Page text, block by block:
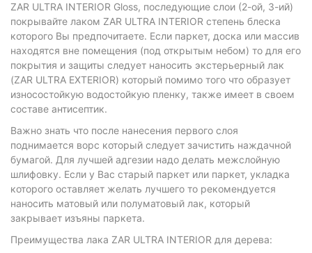
ZAR ULTRA INTERIOR Gloss, последующие слои (2-ой, 3-ий)
покрывайте лаком ZAR ULTRA INTERIOR степень блеска
которого Вы предпочитаете. Если паркет, доска или массив
находятся вне помещения (под открытым небом) то для его
покрытия и защиты следует наносить экстерьерный лак
(ZAR ULTRA EXTERIOR) который помимо того что образует
износостойкую водостойкую пленку, также имеет в своем
составе антисептик.
Важно знать что после нанесения первого слоя
поднимается ворс который следует зачистить наждачной
бумагой. Для лучшей адгезии надо делать межслойную
шлифовку. Если у Вас старый паркет или паркет, укладка
которого оставляет желать лучшего то рекомендуется
наносить матовый или полуматовый лак, который
закрывает изъяны паркета.
Преимущества лака ZAR ULTRA INTERIOR для дерева: